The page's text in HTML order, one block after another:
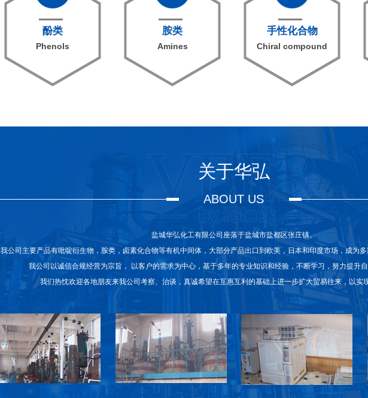
酚类
Phenols
胺类
Amines
手性化合物
Chiral compound
关于华弘
ABOUT US
盐城华弘化工有限公司 座落于盐城市盐都区张庄镇。
我公司主要产品有吡啶衍生物，胺类，卤素化合物等有机中间体，大部分产品出口到欧美，日本和印度市场，成为多
我公司以诚信合规经营为宗旨， 以客户的需求为中心，基于多年的专业知识和经验，不断学习，努力提升自
我们热忱欢迎各地朋友来我公司考察、治谈，真诚希望在互惠互利的基础上进一步扩大贸易往来，以实